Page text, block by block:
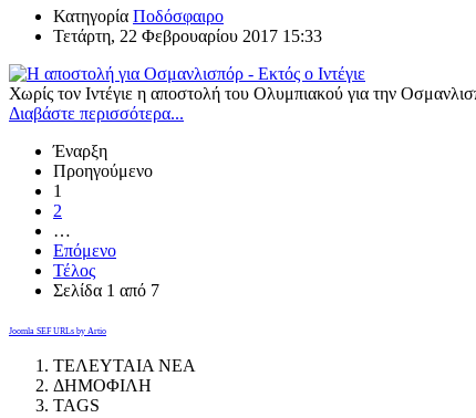
Κατηγορία Ποδόσφαιρο
Τετάρτη, 22 Φεβρουαρίου 2017 15:33
Χωρίς τον Ιντέγιε η αποστολή του Ολυμπιακού για την
Διαβάστε περισσότερα...
Έναρξη
Προηγούμενο
1
2
…
Επόμενο
Τέλος
Σελίδα 1 από 7
Joomla SEF URLs by Artio
ΤΕΛΕΥΤΑΙΑ ΝΕΑ
ΔΗΜΟΦΙΛΗ
TAGS